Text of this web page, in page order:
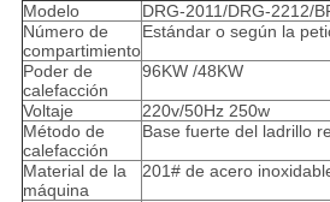
Modelo
DRG-2011/DRG-2212/
Número de
compartimiento
Estándar o según la
Poder de
calefacción
96KW /48KW
Voltaje
220v/50Hz 250w
Método de
calefacción
Base fuerte del ladrillo
Material de la
máquina
201# de acero